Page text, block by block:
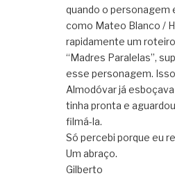
quando o personagem
como Mateo Blanco /
rapidamente um
“Madres Paralelas”,
esse personagem.
Almodóvar já
tinha pronta e
filmá-la.
Só percebi porque eu
Um abraço.
Gilberto